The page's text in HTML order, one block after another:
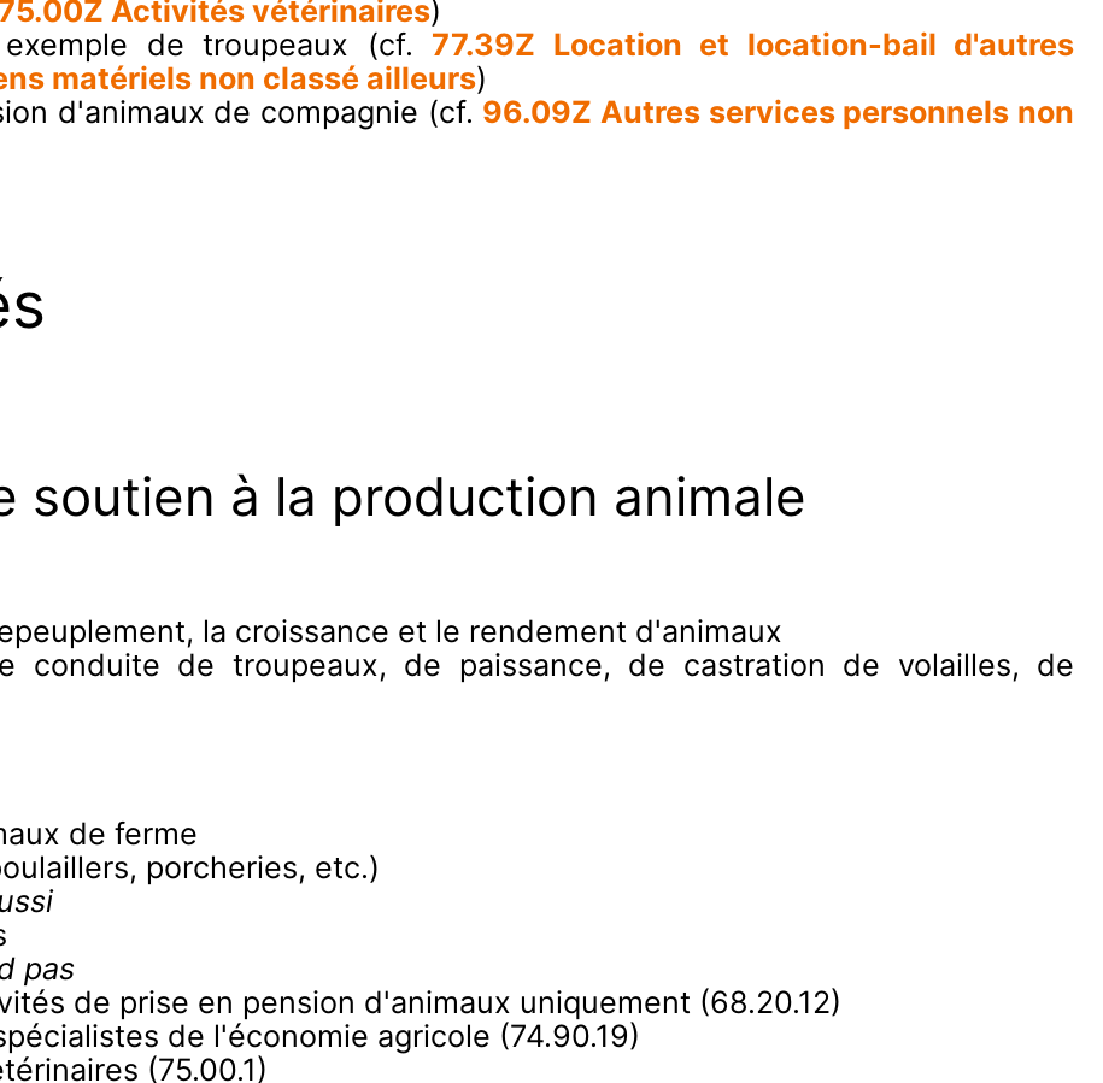
75.00Z Activités vétérinaires)
de troupeaux (cf. 77.39Z Location et location-bail d'autres
matériels non classé ailleurs)
d'animaux de compagnie (cf. 96.09Z Autres services personnels non
soutien à la production animale
la croissance et le rendement d'animaux
conduite de troupeaux, de paissance, de castration de volailles, de
de ferme
porcheries, etc.)
pas
de prise en pension d'animaux uniquement (68.20.12)
de l'économie agricole (74.90.19)
(75.00.1)